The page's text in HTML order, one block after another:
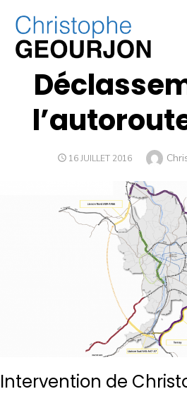
DÉPLACEMENTS,
16 JUILLET 2016
Intervention de